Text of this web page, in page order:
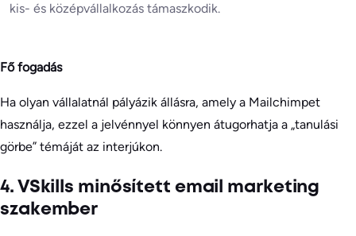
kis- és középvállalkozás támaszkodik.
Fő fogadás
Ha olyan vállalatnál pályázik állásra, amely a Mailchimpet
használja, ezzel a jelvénnyel könnyen átugorhatja a „tanulási
görbe” témáját az interjúkon.
4. VSkills minősített email marketing
szakember